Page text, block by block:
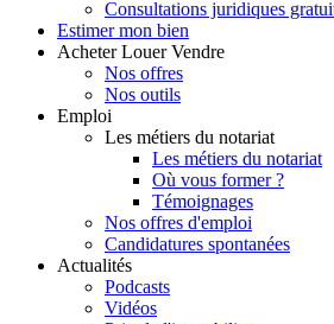
Consultations juridiques
Estimer mon bien
Acheter Louer Vendre
Nos offres
Nos outils
Emploi
Les métiers du notariat
Les métiers du notariat
Où vous former ?
Témoignages
Nos offres d'emploi
Candidatures spontanées
Actualités
Podcasts
Vidéos